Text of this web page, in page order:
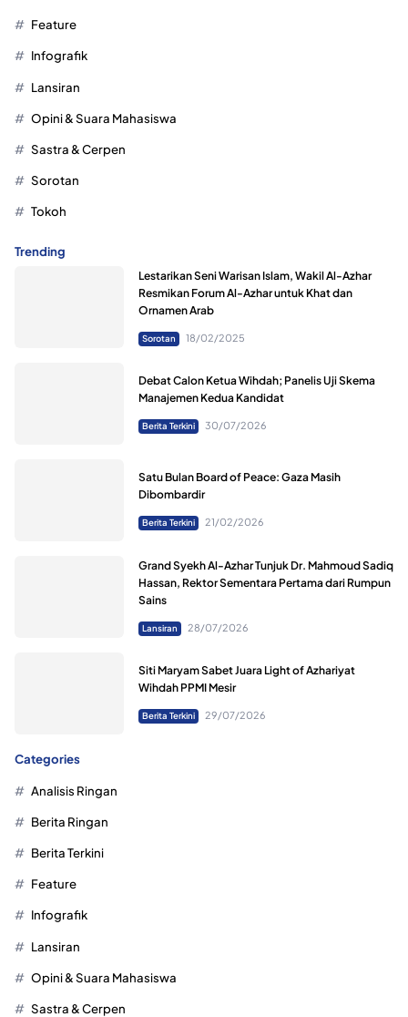
Feature
Infografik
Lansiran
Opini & Suara Mahasiswa
Sastra & Cerpen
Sorotan
Tokoh
Trending
Lestarikan Seni Warisan Islam, Wakil Al-Azhar
Resmikan Forum Al-Azhar untuk Khat dan
Ornamen Arab
Sorotan 18/02/2025
Debat Calon Ketua Wihdah; Panelis Uji Skema
Manajemen Kedua Kandidat
Berita Terkini 30/07/2026
Satu Bulan Board of Peace: Gaza Masih
Dibombardir
Berita Terkini 21/02/2026
Grand Syekh Al-Azhar Tunjuk Dr. Mahmoud Sadiq
Hassan, Rektor Sementara Pertama dari Rumpun
Sains
Lansiran 28/07/2026
Siti Maryam Sabet Juara Light of Azhariyat
Wihdah PPMI Mesir
Berita Terkini 29/07/2026
Categories
Analisis Ringan
Berita Ringan
Berita Terkini
Feature
Infografik
Lansiran
Opini & Suara Mahasiswa
Sastra & Cerpen